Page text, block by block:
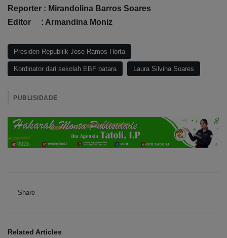
Reporter : Mirandolina Barros Soares
Editor : Armandina Moniz
Presiden Republilk Jose Ramos Horta
Kordinator dari sekolah EBF batara Laura Silvina Soares
PUBLISIDADE
Share
Related Articles